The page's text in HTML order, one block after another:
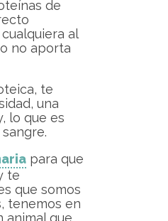
de
al
no aporta
te
una
lo que es
para que
te
que somos
tenemos en